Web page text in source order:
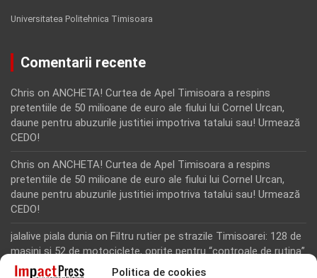
Politica de cookies
Universitatea Politehnica Timisoara
Comentarii recente
Chris on ANCHETA! Curtea de Apel Timisoara a respins
pretentiile de 50 milioane de euro ale fiului lui Cornel Urcan,
daune pentru abuzurile justitiei impotriva tatalui sau! Urmează
CEDO!
Chris on ANCHETA! Curtea de Apel Timisoara a respins
pretentiile de 50 milioane de euro ale fiului lui Cornel Urcan,
daune pentru abuzurile justitiei impotriva tatalui sau! Urmează
CEDO!
jalalive piala dunia on Filtru rutier pe strazile Timisoarei: 128 de
masini si 52 de motociclete, oprite pentru “controale de rutina”